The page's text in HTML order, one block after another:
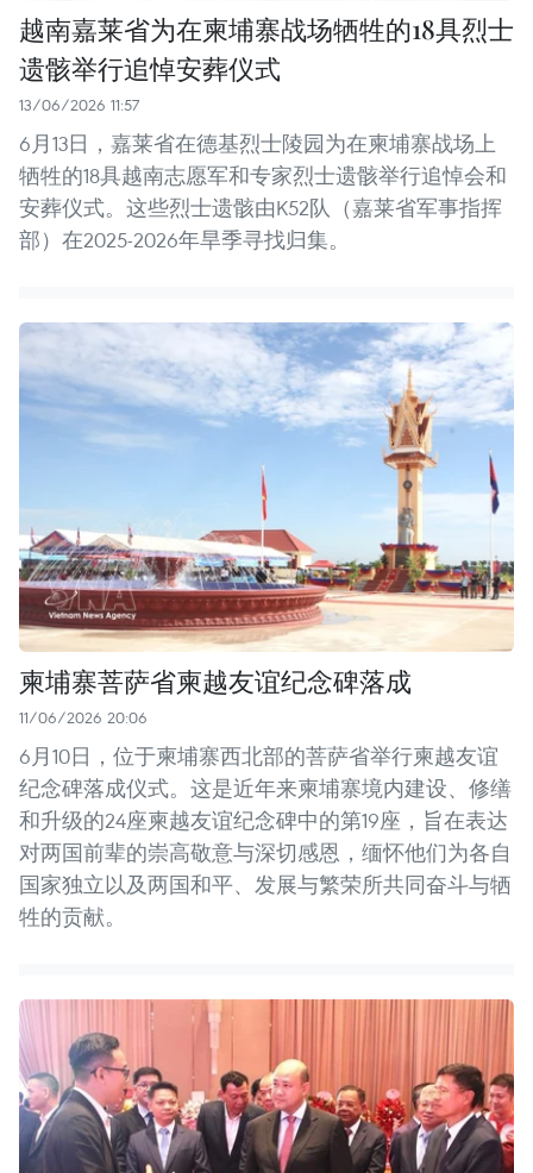
越南嘉莱省为在柬埔寨战场牺牲的18具烈士
遗骸举行追悼安葬仪式
13/06/2026 11:57
6月13日，嘉莱省在德基烈士陵园为在柬埔寨战场上
牺牲的18具越南志愿军和专家烈士遗骸举行追悼会和
安葬仪式。这些烈士遗骸由K52队（嘉莱省军事指挥
部）在2025-2026年旱季寻找归集。
柬埔寨菩萨省柬越友谊纪念碑落成
11/06/2026 20:06
6月10日，位于柬埔寨西北部的菩萨省举行柬越友谊
纪念碑落成仪式。这是近年来柬埔寨境内建设、修缮
和升级的24座柬越友谊纪念碑中的第19座，旨在表达
对两国前辈的崇高敬意与深切感恩，缅怀他们为各自
国家独立以及两国和平、发展与繁荣所共同奋斗与牺
牲的贡献。